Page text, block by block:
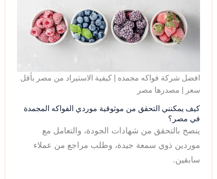
افضل شركة فواكه مجمده | كيفية الاستيراد من مصر بأقل
سعر | مصدرها مصر
كيف يمكنني التحقق من موثوقية موردي الفواكه المجمدة
في مصر؟
ينصح بالتحقق من شهادات الجودة، والتعامل مع
موردين ذوي سمعة جيدة، وطلب مراجع من عملاء
سابقين.